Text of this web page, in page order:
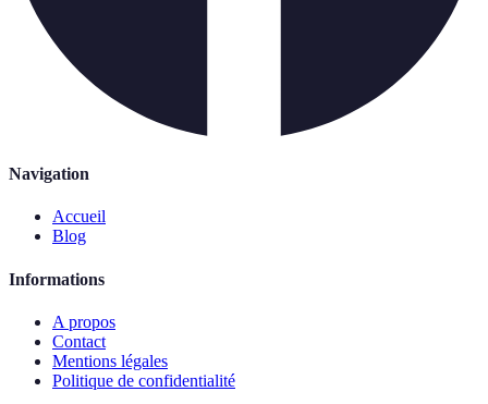
Navigation
Accueil
Blog
Informations
A propos
Contact
Mentions légales
Politique de confidentialité